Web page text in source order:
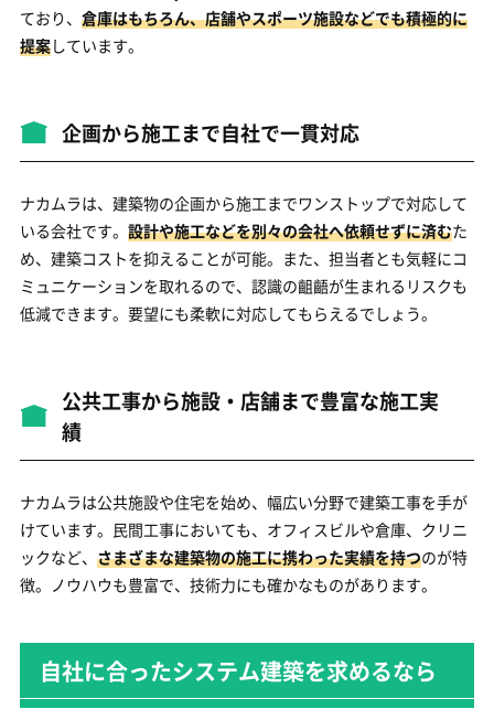
ており、 倉庫はもちろん、店舗やスポーツ施設などでも積極的に
提案しています。
企画から施工まで自社で一貫対応
ナカムラは、建築物の企画から施工までワンストップで対応して
いる会社です。 設計や施工などを別々の会社へ依頼せずに済むた
め、建築コストを抑えることが可能。また、担当者とも気軽にコ
ミュニケーションを取れるので、認識の齟齬が生まれるリスクも
低減できます。要望にも柔軟に対応してもらえるでしょう。
公共工事から施設・店舗まで豊富な施工実
績
ナカムラは公共施設や住宅を始め、幅広い分野で建築工事を手が
けています。民間工事においても、オフィスビルや倉庫、クリニ
ックなど、 さまざまな建築物の施工に携わった実績を持つのが特
徴。ノウハウも豊富で、技術力にも確かなものがあります。
自社に合ったシステム建築を求めるなら